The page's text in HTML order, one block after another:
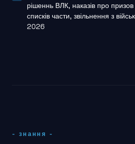
рішеннь ВЛК, наказів про
списків части, звільнення з
2026
- знання -